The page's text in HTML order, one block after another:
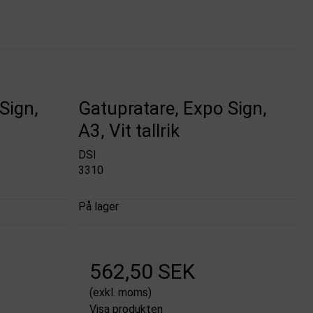
Gatupratare, Expo Sign,
A3, Vit tallrik
DSI
3310
På lager
562,50 SEK
(exkl. moms)
Visa produkten